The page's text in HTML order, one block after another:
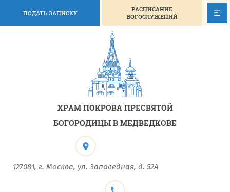
ПОДАТЬ ЗАПИСКУ
РАСПИСАНИЕ
БОГОСЛУЖЕНИЙ
ХРАМ ПОКРОВА ПРЕСВЯТОЙ
БОГОРОДИЦЫ В МЕДВЕДКОВЕ
127081, г. Москва, ул. Заповедная, д. 52А